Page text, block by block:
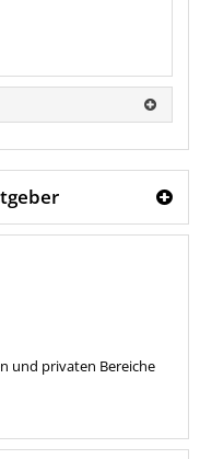
und privaten Bereiche